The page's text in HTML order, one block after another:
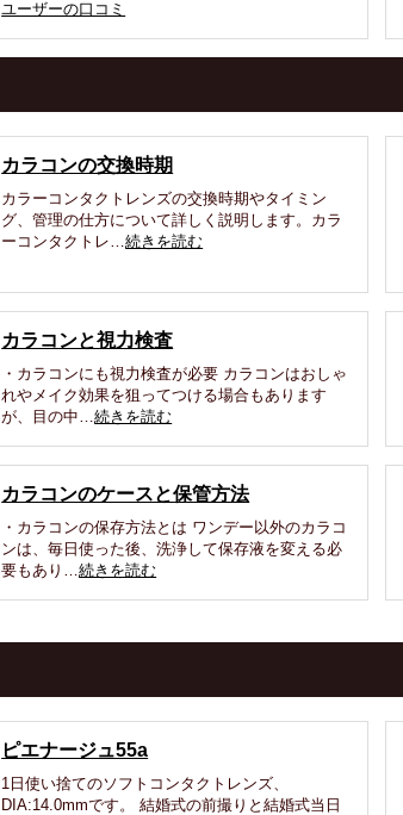
ユーザーの口コミ
カラコンの交換時期
カラーコンタクトレンズの交換時期やタイミン
グ、管理の仕方について詳しく説明します。カラ
ーコンタクトレ…続きを読む
カラコンと視力検査
・カラコンにも視力検査が必要 カラコンはおしゃ
れやメイク効果を狙ってつける場合もあります
が、目の中…続きを読む
カラコンのケースと保管方法
・カラコンの保存方法とは ワンデー以外のカラコ
ンは、毎日使った後、洗浄して保存液を変える必
要もあり…続きを読む
ピエナージュ55a
1日使い捨てのソフトコンタクトレンズ、
DIA:14.0mmです。 結婚式の前撮りと結婚式当日